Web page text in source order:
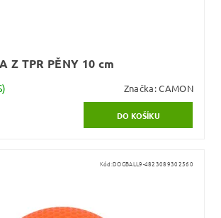
Z TPR PĚNY 10 cm
Značka:CAMON
Kód:DOGBALL9-4823089302560